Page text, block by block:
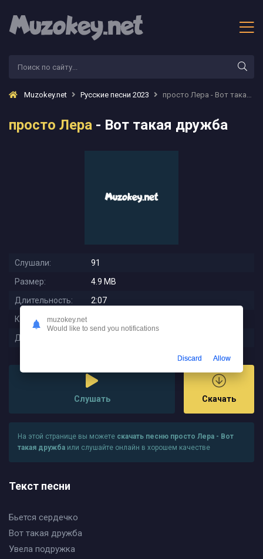
Muzokey.net Русские песни 2023 просто Лера - Вот такая дружба
просто Лера - Вот такая дружба
Слушали:
91
Размер:
4.9 MB
Длительность:
2:07
Качество:
Дата релиза:
Слушать Скачать
На этой странице вы можете скачать песню просто Лера - Вот
такая дружба или слушайте онлайн в хорошем качестве
Текст песни
Бьется сердечко
Вот такая дружба
Увела подружка
muzokey.net
Would like to send you notifications
Discard Allow